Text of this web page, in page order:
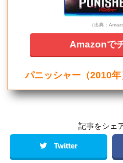
（出典：
Amazonで
パニッシャー（2010
記事をシェ
Twitter